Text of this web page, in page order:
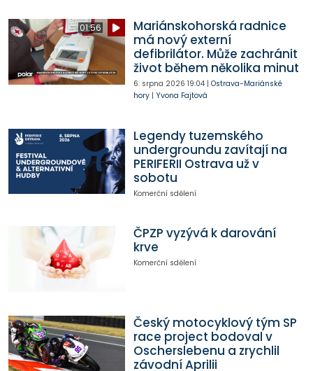
01:56
Mariánskohorská radnice
má nový externí
defibrilátor. Může zachránit
život během několika minut
6. srpna 2026 19:04| Ostrava-Mariánské
hory| Yvona Fajtová
Legendy tuzemského
undergroundu zavítají na
PERIFERII Ostrava už v
sobotu
Komerční sdělení
ČPZP vyzývá k darování
krve
Komerční sdělení
Český motocyklový tým SP
race project bodoval v
Oscherslebenu a zrychlil
závodní Aprilii